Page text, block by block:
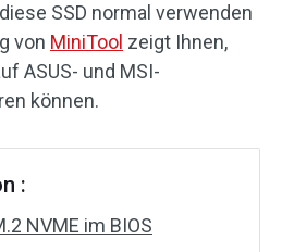
SSD normal verwenden
von MiniTool zeigt Ihnen,
ASUS- und MSI-
können.
:
NVME im BIOS